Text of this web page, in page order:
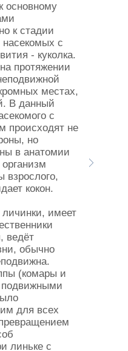
основному
к стадии
насекомых с
- куколка.
протяжении
местах,
В данный
с
происходят не
но
в анатомии
взрослого,
кокон.
личинки, имеет
ведёт
обычно
(комары и
подвижными
для всех
линьке с